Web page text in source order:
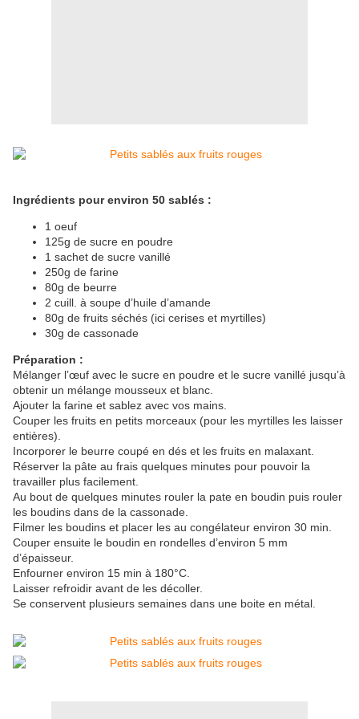
Ingrédients pour environ 50 sablés :
1 oeuf
125g de sucre en poudre
1 sachet de sucre vanillé
250g de farine
80g de beurre
2 cuill. à soupe d’huile d’amande
80g de fruits séchés (ici cerises et myrtilles)
30g de cassonade
Préparation :
Mélanger l’œuf avec le sucre en poudre et le sucre vanillé jusqu’à
obtenir un mélange mousseux et blanc.
Ajouter la farine et sablez avec vos mains.
Couper les fruits en petits morceaux (pour les myrtilles les laisser
entières).
Incorporer le beurre coupé en dés et les fruits en malaxant.
Réserver la pâte au frais quelques minutes pour pouvoir la
travailler plus facilement.
Au bout de quelques minutes rouler la pate en boudin puis rouler
les boudins dans de la cassonade.
Filmer les boudins et placer les au congélateur environ 30 min.
Couper ensuite le boudin en rondelles d’environ 5 mm
d’épaisseur.
Enfourner environ 15 min à 180°C.
Laisser refroidir avant de les décoller.
Se conservent plusieurs semaines dans une boite en métal.